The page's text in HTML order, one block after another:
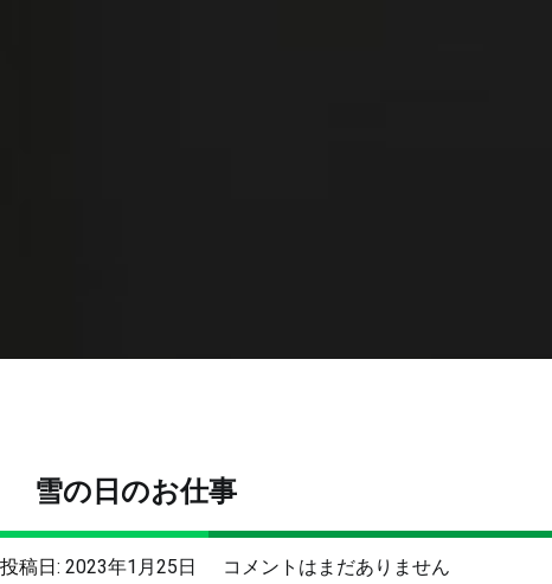
雪の日のお仕事
投稿日: 2023年1月25日
雪
コメントはまだありません